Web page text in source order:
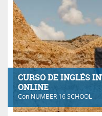
CURSO DE INGLÉS
ONLINE
Con NUMBER 16 SCHOOL